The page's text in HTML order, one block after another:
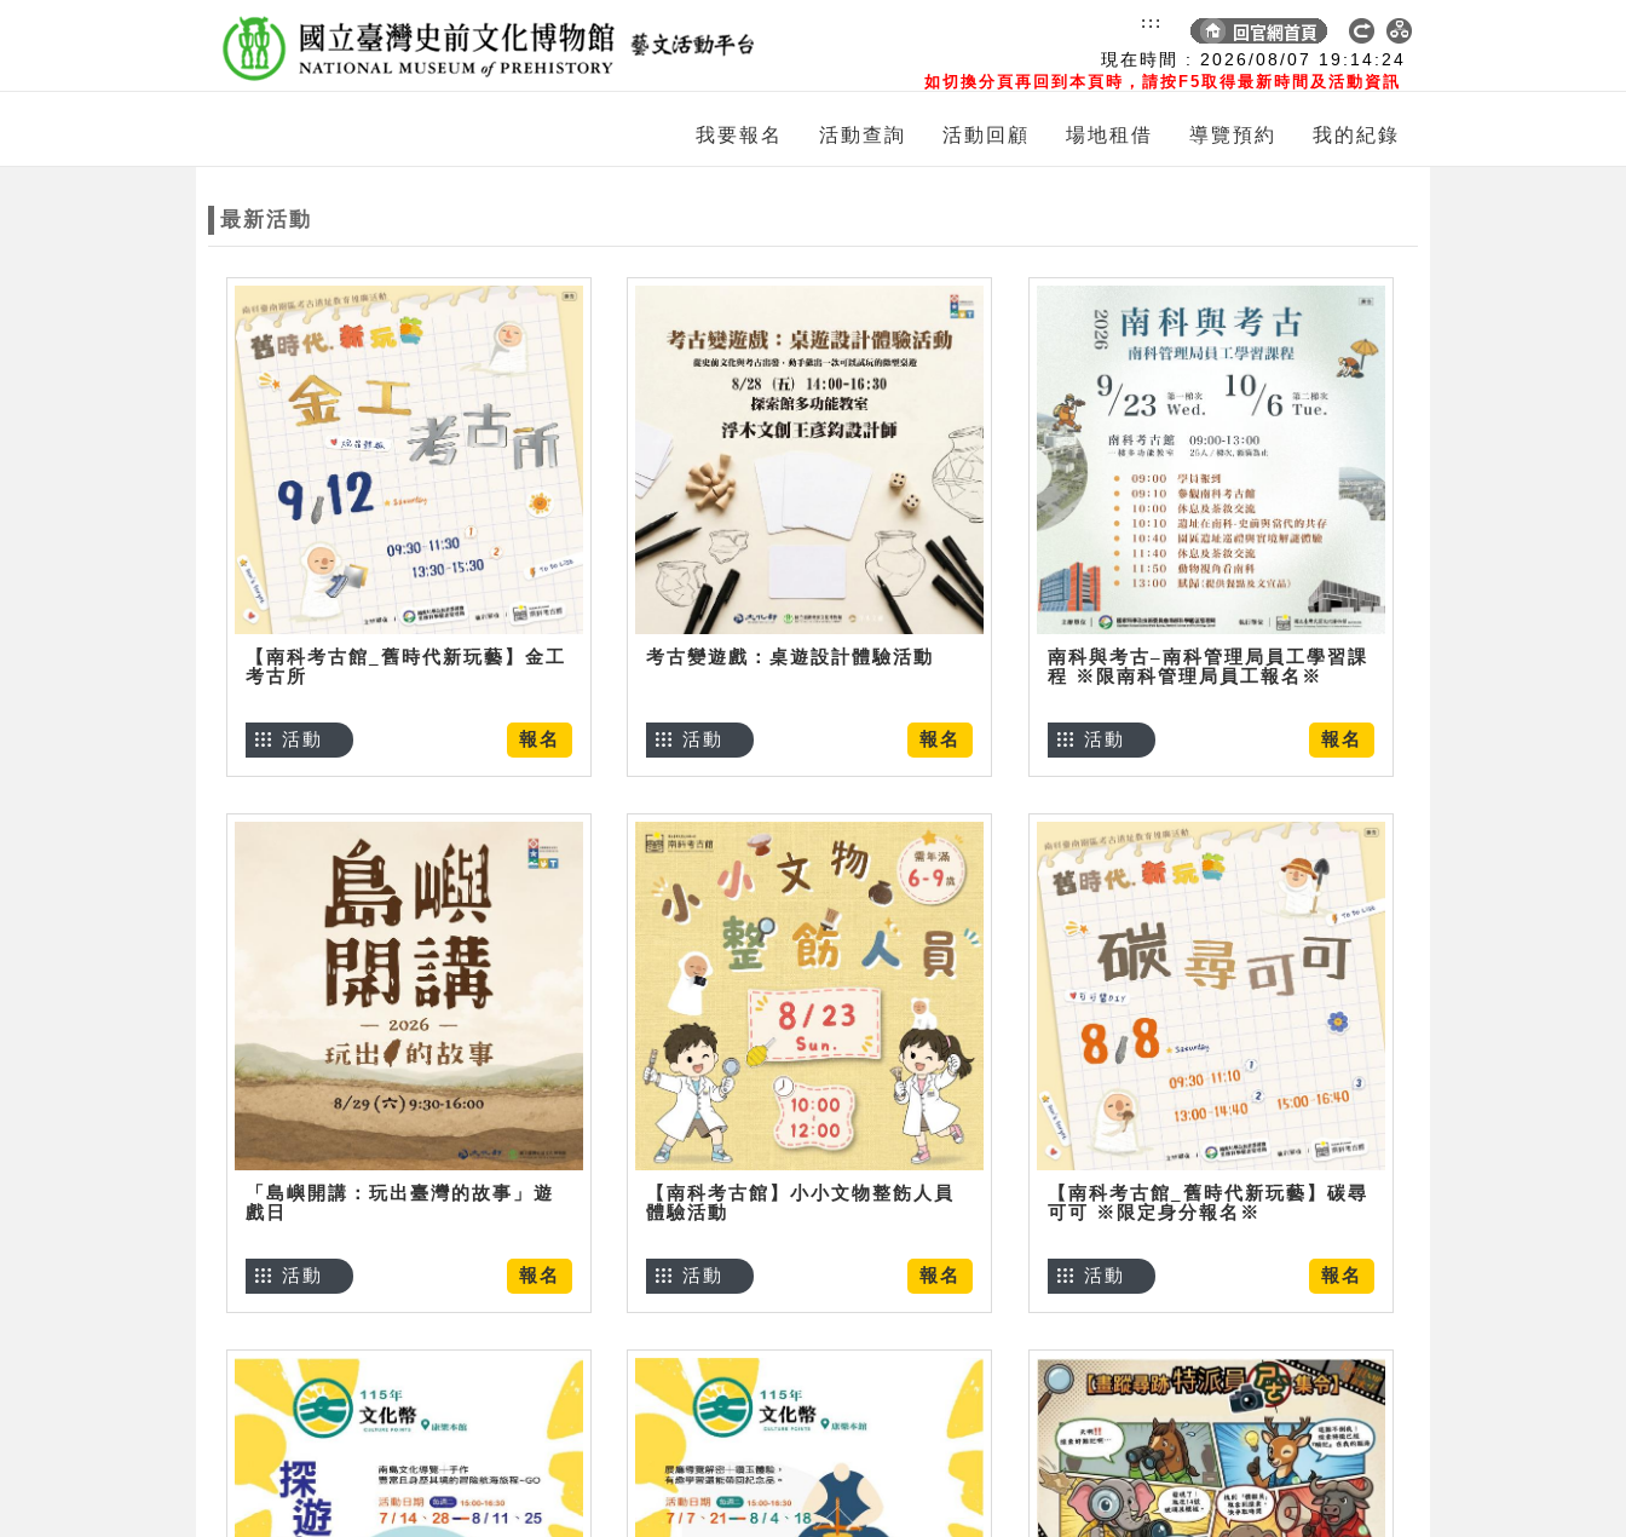
現在時間 : 2026/08/07 19:14:26
如切換分頁再回到本頁時，請按F5取得最新時間及活動資訊
:::
我要報名 活動查詢 活動回顧 場地租借 導覽預約 我的紀錄
最新活動
【南科考古館_舊時代新玩藝】金工
考古所
報名
活動
考古變遊戲：桌遊設計體驗活動
報名
活動
南科與考古–南科管理局員工學習課
程 ※限南科管理局員工報名※
報名
活動
「島嶼開講：玩出臺灣的故事」遊
戲日
報名
活動
【南科考古館】小小文物整飭人員
體驗活動
報名
活動
【南科考古館_舊時代新玩藝】碳尋
可可 ※限定身分報名※
報名
活動